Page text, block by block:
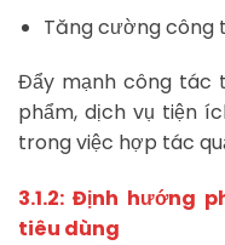
Tăng cường công
Đẩy mạnh công tác
phẩm, dịch vụ tiện
trong việc hợp tác
3.1.2: Định hướng
tiêu dùng